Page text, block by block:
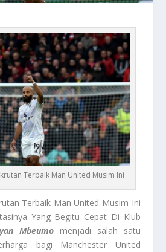
Terbaik Man United Musim Ini
Terbaik Man United Musim Ini
Yang Begitu Cepat Di Klub
Mbeumomenjadi salah satu
bagi Manchester United